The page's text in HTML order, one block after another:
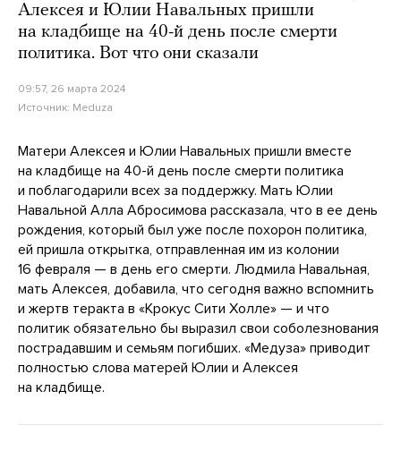
Алексея и Юлии Навальных пришли
на кладбище на 40-й день после смерти
политика. Вот что они сказали
09:57, 26 марта 2024
Источник: Meduza
Матери Алексея и Юлии Навальных пришли вместе
на кладбище на 40-й день после смерти политика
и поблагодарили всех за поддержку. Мать Юлии
Навальной Алла Абросимова рассказала, что в ее день
рождения, который был уже после похорон политика,
ей пришла открытка, отправленная им из колонии
16 февраля — в день его смерти. Людмила Навальная,
мать Алексея, добавила, что сегодня важно вспомнить
и жертв теракта в «Крокус Сити Холле» — и что
политик обязательно бы выразил свои соболезнования
пострадавшим и семьям погибших. «Медуза» приводит
полностью слова матерей Юлии и Алексея
на кладбище.